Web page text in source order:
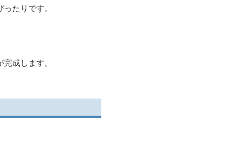
たりです。
成します。